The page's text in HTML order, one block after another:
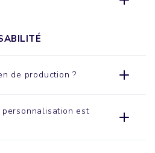
de production ?
personnalisation est